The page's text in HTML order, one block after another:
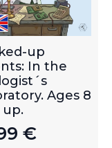
up
In the
Ages 8
up.
€